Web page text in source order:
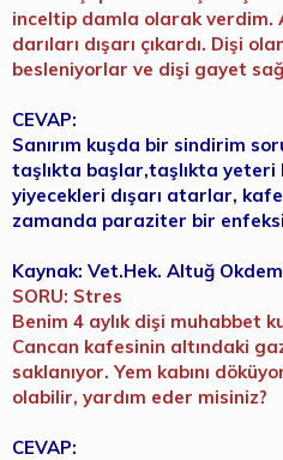
inceltip damla olarak verdim.
darıları dışarı çıkardı. Dişi
besleniyorlar ve dişi gayet
CEVAP:
Sanırım kuşda bir sindirim
taşlıkta başlar,taşlıkta yeteri
yiyecekleri dışarı atarlar,
zamanda paraziter bir
Kaynak: Vet.Hek. Altuğ
SORU: Stres
Benim 4 aylık dişi muhabbet
Cancan kafesinin altındaki
saklanıyor. Yem kabını
olabilir, yardım eder misiniz?
CEVAP: